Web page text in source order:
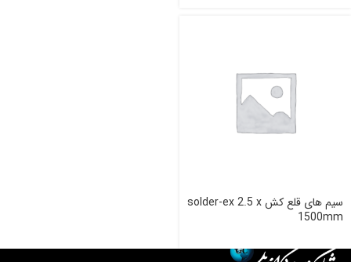
سیم های قلع کش solder-ex 2.5 x
1500mm